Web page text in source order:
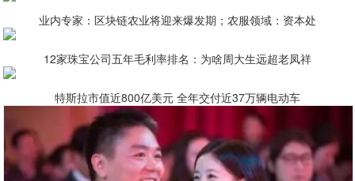
业内专家：区块链农业将迎来爆发期；农服领域：资本处
12家珠宝公司五年毛利率排名：为啥周大生远超老凤祥
特斯拉市值近800亿美元 全年交付近37万辆电动车